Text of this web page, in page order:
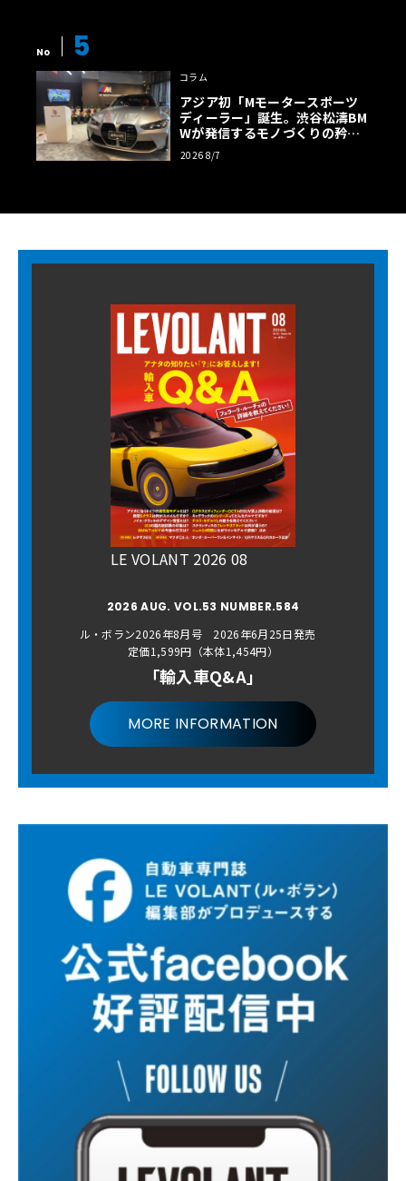
No 5
コラム
アジア初「Mモータースポーツ
ディーラー」誕生。渋谷松濤BM
Wが発信するモノづくりの矜持
【木下隆之コラム】
2026 8/7
LE VOLANT 2026 08
2026 AUG. VOL.53 NUMBER.584
ル・ボラン2026年8月号 2026年6月25日発売
定価1,599円（本体1,454円）
「輸入車Q&A」
MORE INFORMATION